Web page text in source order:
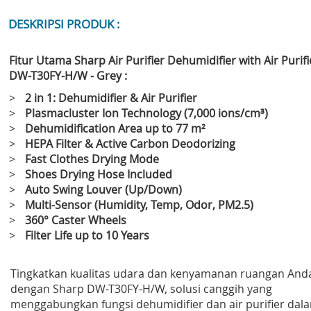
DESKRIPSI PRODUK :
Fitur Utama Sharp Air Purifier Dehumidifier with Air
DW-T30FY-H/W - Grey :
>
2 in 1: Dehumidifier & Air Purifier
>
Plasmacluster Ion Technology (7,000 ions/cm³)
>
Dehumidification Area up to 77 m²
>
HEPA Filter & Active Carbon Deodorizing
>
Fast Clothes Drying Mode
>
Shoes Drying Hose Included
>
Auto Swing Louver (Up/Down)
>
Multi-Sensor (Humidity, Temp, Odor, PM2.5)
>
360° Caster Wheels
>
Filter Life up to 10 Years
Tingkatkan kualitas udara dan kenyamanan ruangan
dengan Sharp DW-T30FY-H/W, solusi canggih yang
menggabungkan fungsi dehumidifier dan air purifier